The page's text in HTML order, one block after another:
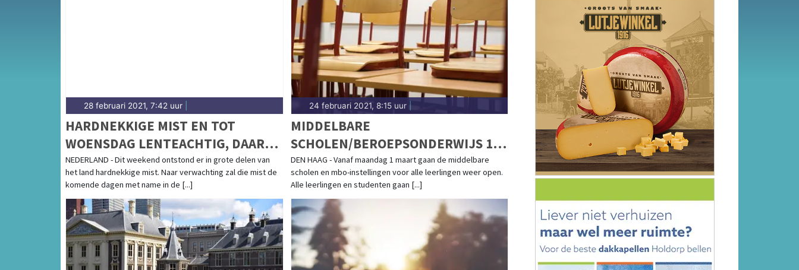
28 februari 2021, 7:42 uur
HARDNEKKIGE MIST EN TOT
WOENSDAG LENTEACHTIG, DAARNA
KOELER
NEDERLAND - Dit weekend ontstond er in grote delen van
het land hardnekkige mist. Naar verwachting zal die mist de
komende dagen met name in de [...]
24 februari 2021, 8:15 uur|
MIDDELBARE
SCHOLEN/BEROEPSONDERWIJS 1
MAART WEER OPEN. WAT
BETEKENT DAT?
DEN HAAG - Vanaf maandag 1 maart gaan de middelbare
scholen en mbo-instellingen voor alle leerlingen weer open.
Alle leerlingen en studenten gaan [...]